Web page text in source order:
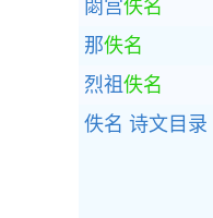
閟宫佚名
那佚名
烈祖佚名
佚名 诗文目录